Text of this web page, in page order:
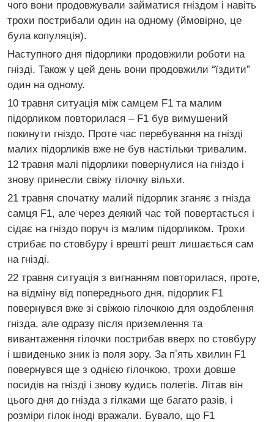
чого вони продовжували займатися гніздом і навіть
трохи пострибали один на одному (ймовірно, це
була копуляція).
Наступного дня підорлики продовжили роботи на
гнізді. Також у цей день вони продовжили “їздити”
один на одному.
10 травня ситуація між самцем F1 та малим
підорликом повторилася – F1 був вимушений
покинути гніздо. Проте час перебування на гнізді
малих підорликів вже не був настільки тривалим.
12 травня малі підорлики повернулися на гніздо і
знову принесли свіжу гілочку вільхи.
21 травня спочатку малий підорлик зганяє з гнізда
самця F1, але через деякий час той повертається і
сідає на гніздо поруч із малим підорликом. Трохи
стрибає по стовбуру і врешті решт лишається сам
на гнізді.
22 травня ситуація з вигнанням повторилася, проте,
на відміну від попереднього дня, підорлик F1
повернувся вже зі свіжою гілочкою для оздоблення
гнізда, але одразу після приземлення та
вивантаження гілочки пострибав вверх по стовбуру
і швиденько зник із поля зору. За пʼять хвилин F1
повернувся ще з однією гілочкою, трохи довше
посидів на гнізді і знову кудись полетів. Літав він
цього дня до гнізда з гілками ще багато разів, і
розміри гілок іноді вражали. Бувало, що F1